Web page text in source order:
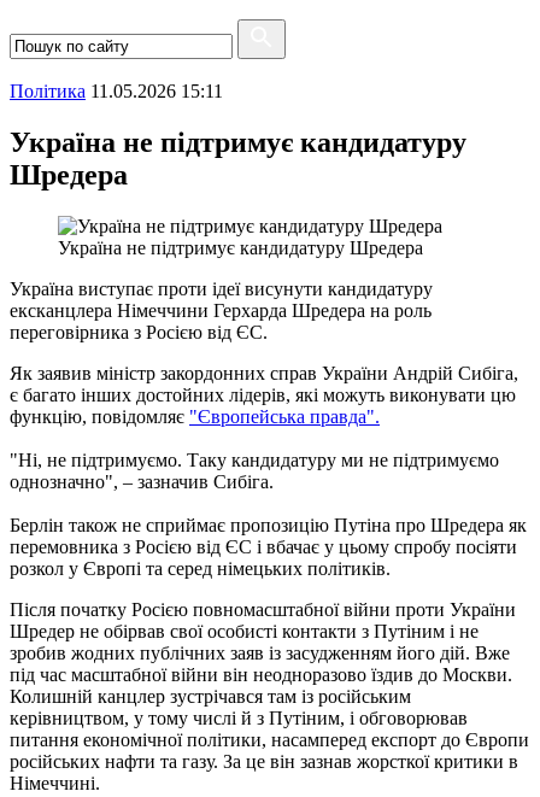
Полiтика 11.05.2026 15:11
Україна не підтримує кандидатуру
Шредера
Україна не підтримує кандидатуру Шредера
Україна виступає проти ідеї висунути кандидатуру
ексканцлера Німеччини Герхарда Шредера на роль
переговірника з Росією від ЄС.
Як заявив міністр закордонних справ України Андрій Сибіга,
є багато інших достойних лідерів, які можуть виконувати цю
функцію, повідомляє "Європейська правда".
"Ні, не підтримуємо. Таку кандидатуру ми не підтримуємо
однозначно", – зазначив Сибіга.
Берлін також не сприймає пропозицію Путіна про Шредера як
перемовника з Росією від ЄС і вбачає у цьому спробу посіяти
розкол у Європі та серед німецьких політиків.
Після початку Росією повномасштабної війни проти України
Шредер не обірвав свої особисті контакти з Путіним і не
зробив жодних публічних заяв із засудженням його дій. Вже
під час масштабної війни він неодноразово їздив до Москви.
Колишній канцлер зустрічався там із російським
керівництвом, у тому числі й з Путіним, і обговорював
питання економічної політики, насамперед експорт до Європи
російських нафти та газу. За це він зазнав жорсткої критики в
Німеччині.